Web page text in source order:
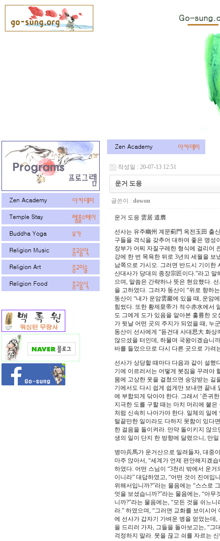
작성일 : 20-07-13 12:51
운거 도응
글쓴이 : dowon
운거 도응 雲居 道膺
선사는 유주幽州 계문薊門 옥전玉田 출
구들을 격식을 갖추어 대하여 좋은 명성
장부가 어찌 자질구레한 형식에 걸리어
강에 한 번 목욕한 뒤로 3년의 세월을 보
남쪽으로 가시오. 그러면 반드시 기이한
산대사가 당대의 종장宗匠이다.”라고
으며, 말씀은 간략하나 뜻은 현묘했다.
을 고하였다. 그러자 동산이 “위로 향하
동산이 “내가 운암雲巖에 있을 때, 운암
힘썼다. 또한 황제皇帝가 적수赤水에서
도 그에게 도가 있음을 알아본 훌륭한
가 뒷날 어떤 곳의 주지가 되었을 때, 누
동산이 선사에게 “듣건대 사대思大 화
않으셨을 터인데, 하물며 국왕이겠습니
바를 들었으므로 다시 다른 곳으로 가려
선사가 상당할 때마다 다음과 같이 설했
기에 이르러서는 어떻게 봇짐을 꾸려야
몸에 고상한 옷을 걸쳤으면 숭앙받는 길
기에서도 다시 쉽게 쉽게만 보내면 끝내
에 부합되게 닦아야 한다. 그래서 ‘존귀
지극한 도를 구할 때는 마치 머리에 붙
처럼 신속히 나아가야 한다. 일체의 일
털끝만한 일이라도 다하지 못함이 있다
한 걸음을 돌이켜라. 만약 돌이키지 않
생의 일이 단지 한 방향에 달렸으니, 만
병마兵馬가 운거산으로 밀려들자, 대중
마주 앉아서, “세계가 언제 편안해지겠
하였다. 어떤 스님이 “3천리 밖에서 운
이니라” 대답하였고, “어떤 것이 진여입
위해서입니까?”라는 물음에는 “스스로
엇을 보셨습니까?”라는 물음에는, “아
니까?”라는 물음에는, “모든 것을 쉬느
라.” 하였으며, “그러면 교화를 보이시
에 선사가 갑자기 가벼운 병을 얻었는데
을 드리러 가자, 그들을 돌아보고는, “그
걱정하지 말라. 못을 끊고 쇠를 자르는